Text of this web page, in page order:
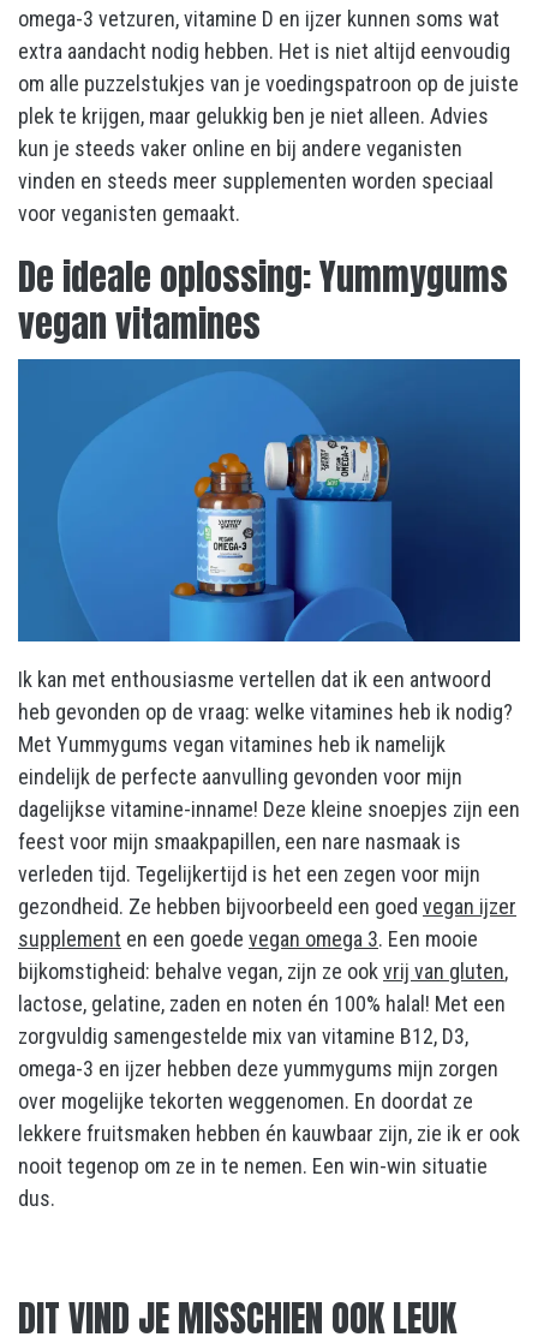
omega-3 vetzuren, vitamine D en ijzer kunnen soms wat
extra aandacht nodig hebben. Het is niet altijd eenvoudig
om alle puzzelstukjes van je voedingspatroon op de juiste
plek te krijgen, maar gelukkig ben je niet alleen. Advies
kun je steeds vaker online en bij andere veganisten
vinden en steeds meer supplementen worden speciaal
voor veganisten gemaakt.
De ideale oplossing: Yummygums
vegan vitamines
Ik kan met enthousiasme vertellen dat ik een antwoord
heb gevonden op de vraag: welke vitamines heb ik nodig?
Met Yummygums vegan vitamines heb ik namelijk
eindelijk de perfecte aanvulling gevonden voor mijn
dagelijkse vitamine-inname! Deze kleine snoepjes zijn een
feest voor mijn smaakpapillen, een nare nasmaak is
verleden tijd. Tegelijkertijd is het een zegen voor mijn
gezondheid. Ze hebben bijvoorbeeld een goed vegan ijzer
supplement en een goede vegan omega 3. Een mooie
bijkomstigheid: behalve vegan, zijn ze ook vrij van gluten,
lactose, gelatine, zaden en noten én 100% halal! Met een
zorgvuldig samengestelde mix van vitamine B12, D3,
omega-3 en ijzer hebben deze yummygums mijn zorgen
over mogelijke tekorten weggenomen. En doordat ze
lekkere fruitsmaken hebben én kauwbaar zijn, zie ik er ook
nooit tegenop om ze in te nemen. Een win-win situatie
dus.
DIT VIND JE MISSCHIEN OOK LEUK